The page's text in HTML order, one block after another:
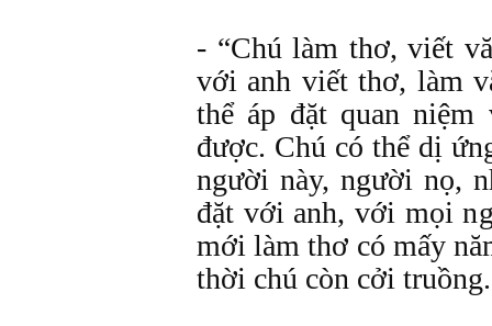
- “Chú làm thơ, viết
với anh viết thơ, làm
thể áp đặt quan
được. Chú có thể dị
người này, người nọ,
đặt với anh, với mọi
mới làm thơ có mấy
thời chú còn cởi